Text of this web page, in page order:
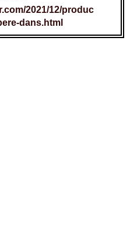
2021/12/produc
dans.html